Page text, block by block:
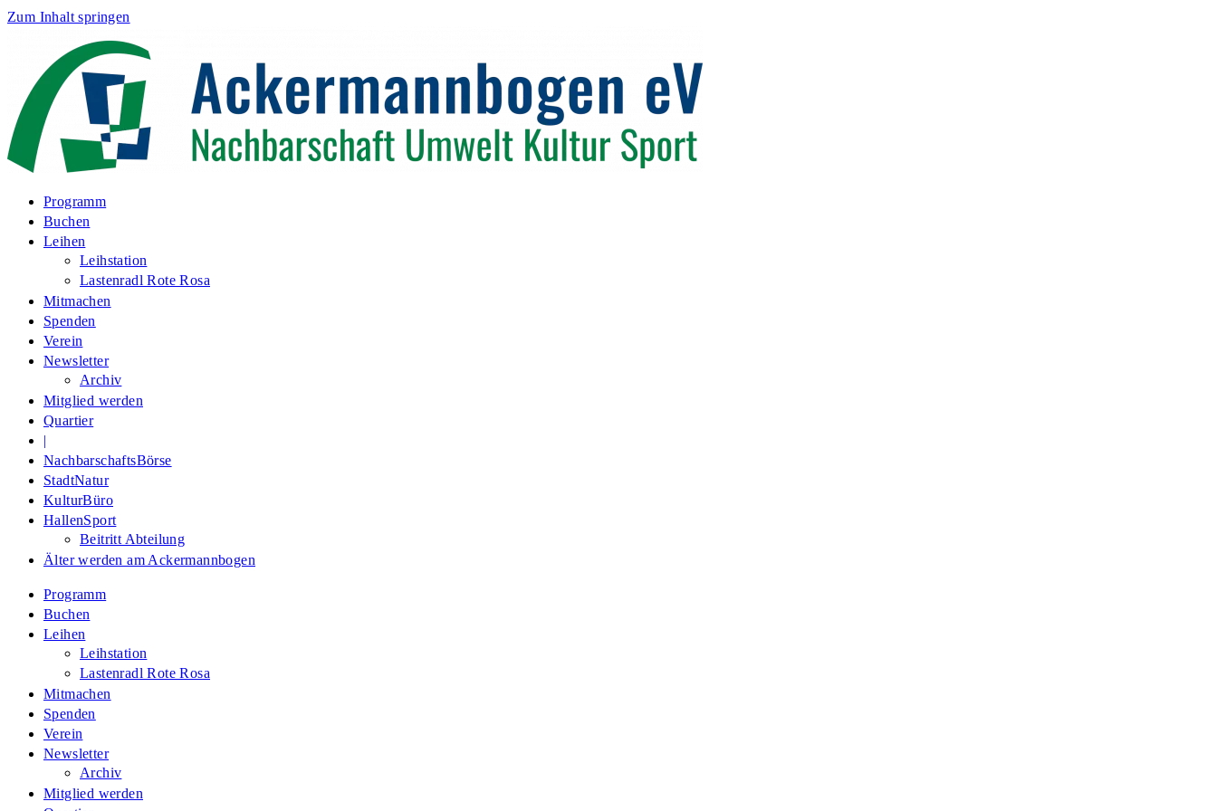
Zum Inhalt springen
Programm
Buchen
Leihen
Leihstation
Lastenradl Rote Rosa
Mitmachen
Spenden
Verein
Newsletter
Archiv
Mitglied werden
Quartier
|
NachbarschaftsBörse
StadtNatur
KulturBüro
HallenSport
Beitritt Abteilung
Älter werden am Ackermannbogen
Programm
Buchen
Leihen
Leihstation
Lastenradl Rote Rosa
Mitmachen
Spenden
Verein
Newsletter
Archiv
Mitglied werden